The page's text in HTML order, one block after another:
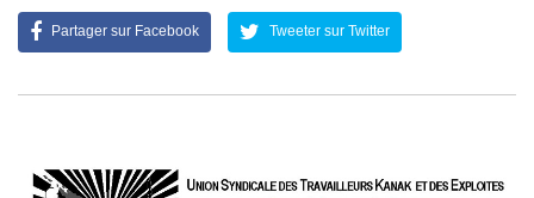
Partager sur Facebook Tweeter sur Twitter